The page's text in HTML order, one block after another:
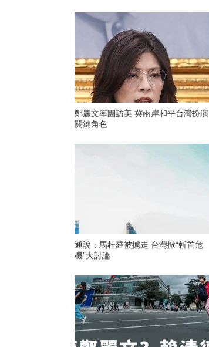
鄭麗文率團訪美 冀兩岸和平台灣扮演
關鍵角色
通說：馬杜羅被擄走 台灣掀“斬首危
機”大討論